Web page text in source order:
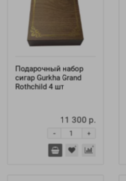
Подарочный набор
сигар Gurkha Grand
Rothchild 4 шт
11 300 р.
+
-